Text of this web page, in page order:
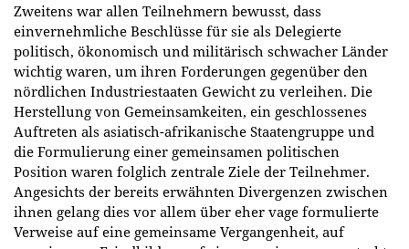
Zweitens war allen Teilnehmern bewusst, dass
einvernehmliche Beschlüsse für sie als Delegierte
politisch, ökonomisch und militärisch schwacher Länder
wichtig waren, um ihren Forderungen gegenüber den
nördlichen Industriestaaten Gewicht zu verleihen. Die
Herstellung von Gemeinsamkeiten, ein geschlossenes
Auftreten als asiatisch-afrikanische Staatengruppe und
die Formulierung einer gemeinsamen politischen
Position waren folglich zentrale Ziele der Teilnehmer.
Angesichts der bereits erwähnten Divergenzen zwischen
ihnen gelang dies vor allem über eher vage formulierte
Verweise auf eine gemeinsame Vergangenheit, auf